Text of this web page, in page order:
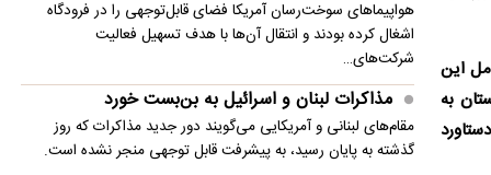
این
به
هواپیماهای سوخت‌رسان آمریکا فضای قابل‌توجهی را در فرودگاه
اشغال کرده بودند و انتقال آن‌ها با هدف تسهیل فعالیت
شرکت‌های…
مذاکرات لبنان و اسرائیل به بن‌بست خورد
مقام‌های لبنانی و آمریکایی می‌گویند دور جدید مذاکرات که روز
گذشته به پایان رسید، به پیشرفت قابل توجهی منجر نشده است.